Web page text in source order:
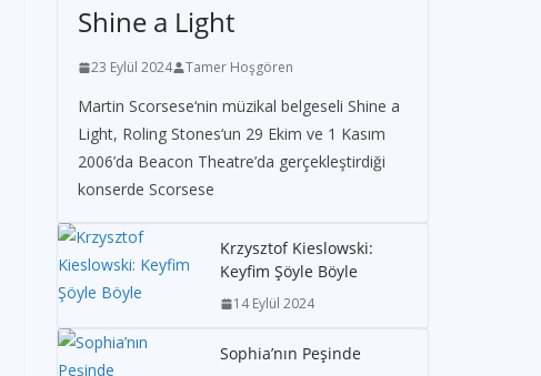
Shine a Light
23 Eylül 2024 Tamer Hoşgören
Martin Scorsese‘nin müzikal belgeseli Shine a
Light, Roling Stones‘un 29 Ekim ve 1 Kasım
2006’da Beacon Theatre’da gerçekleştirdiği
konserde Scorsese
Krzysztof Kieslowski:
Keyfim Şöyle Böyle
14 Eylül 2024
Sophia’nın Peşinde